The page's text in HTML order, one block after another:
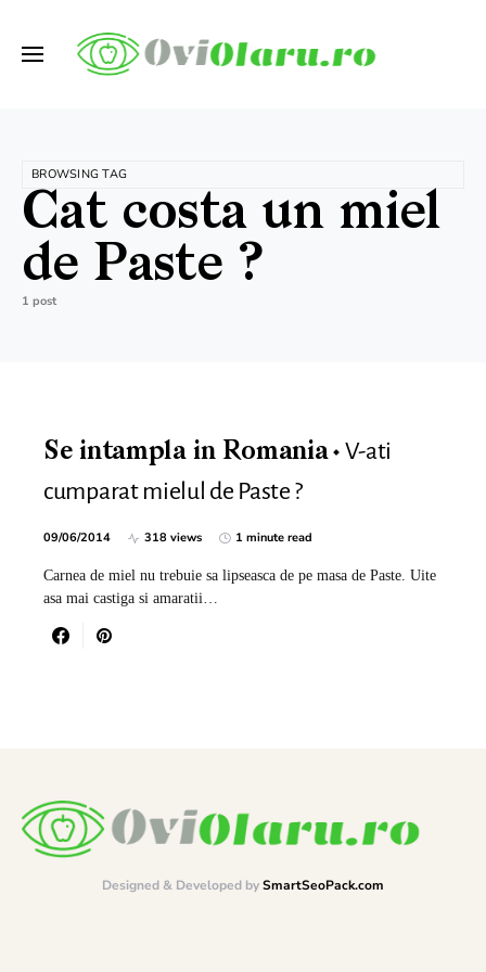
BROWSING TAG
Cat costa un miel
de Paste ?
1 post
Se intampla in Romania
V-ati
cumparat mielul de Paste ?
09/06/2014 318 views 1 minute read
Carnea de miel nu trebuie sa lipseasca de pe masa de Paste. Uite
asa mai castiga si amaratii…
Designed & Developed bySmartSeoPack.com